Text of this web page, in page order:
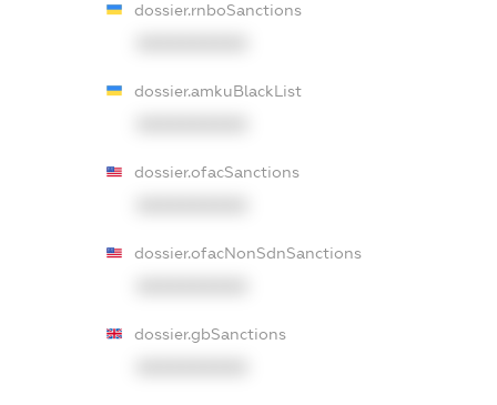
dossier.rnboSanctions
dossier.amkuBlackList
dossier.ofacSanctions
dossier.ofacNonSdnSanctions
dossier.gbSanctions